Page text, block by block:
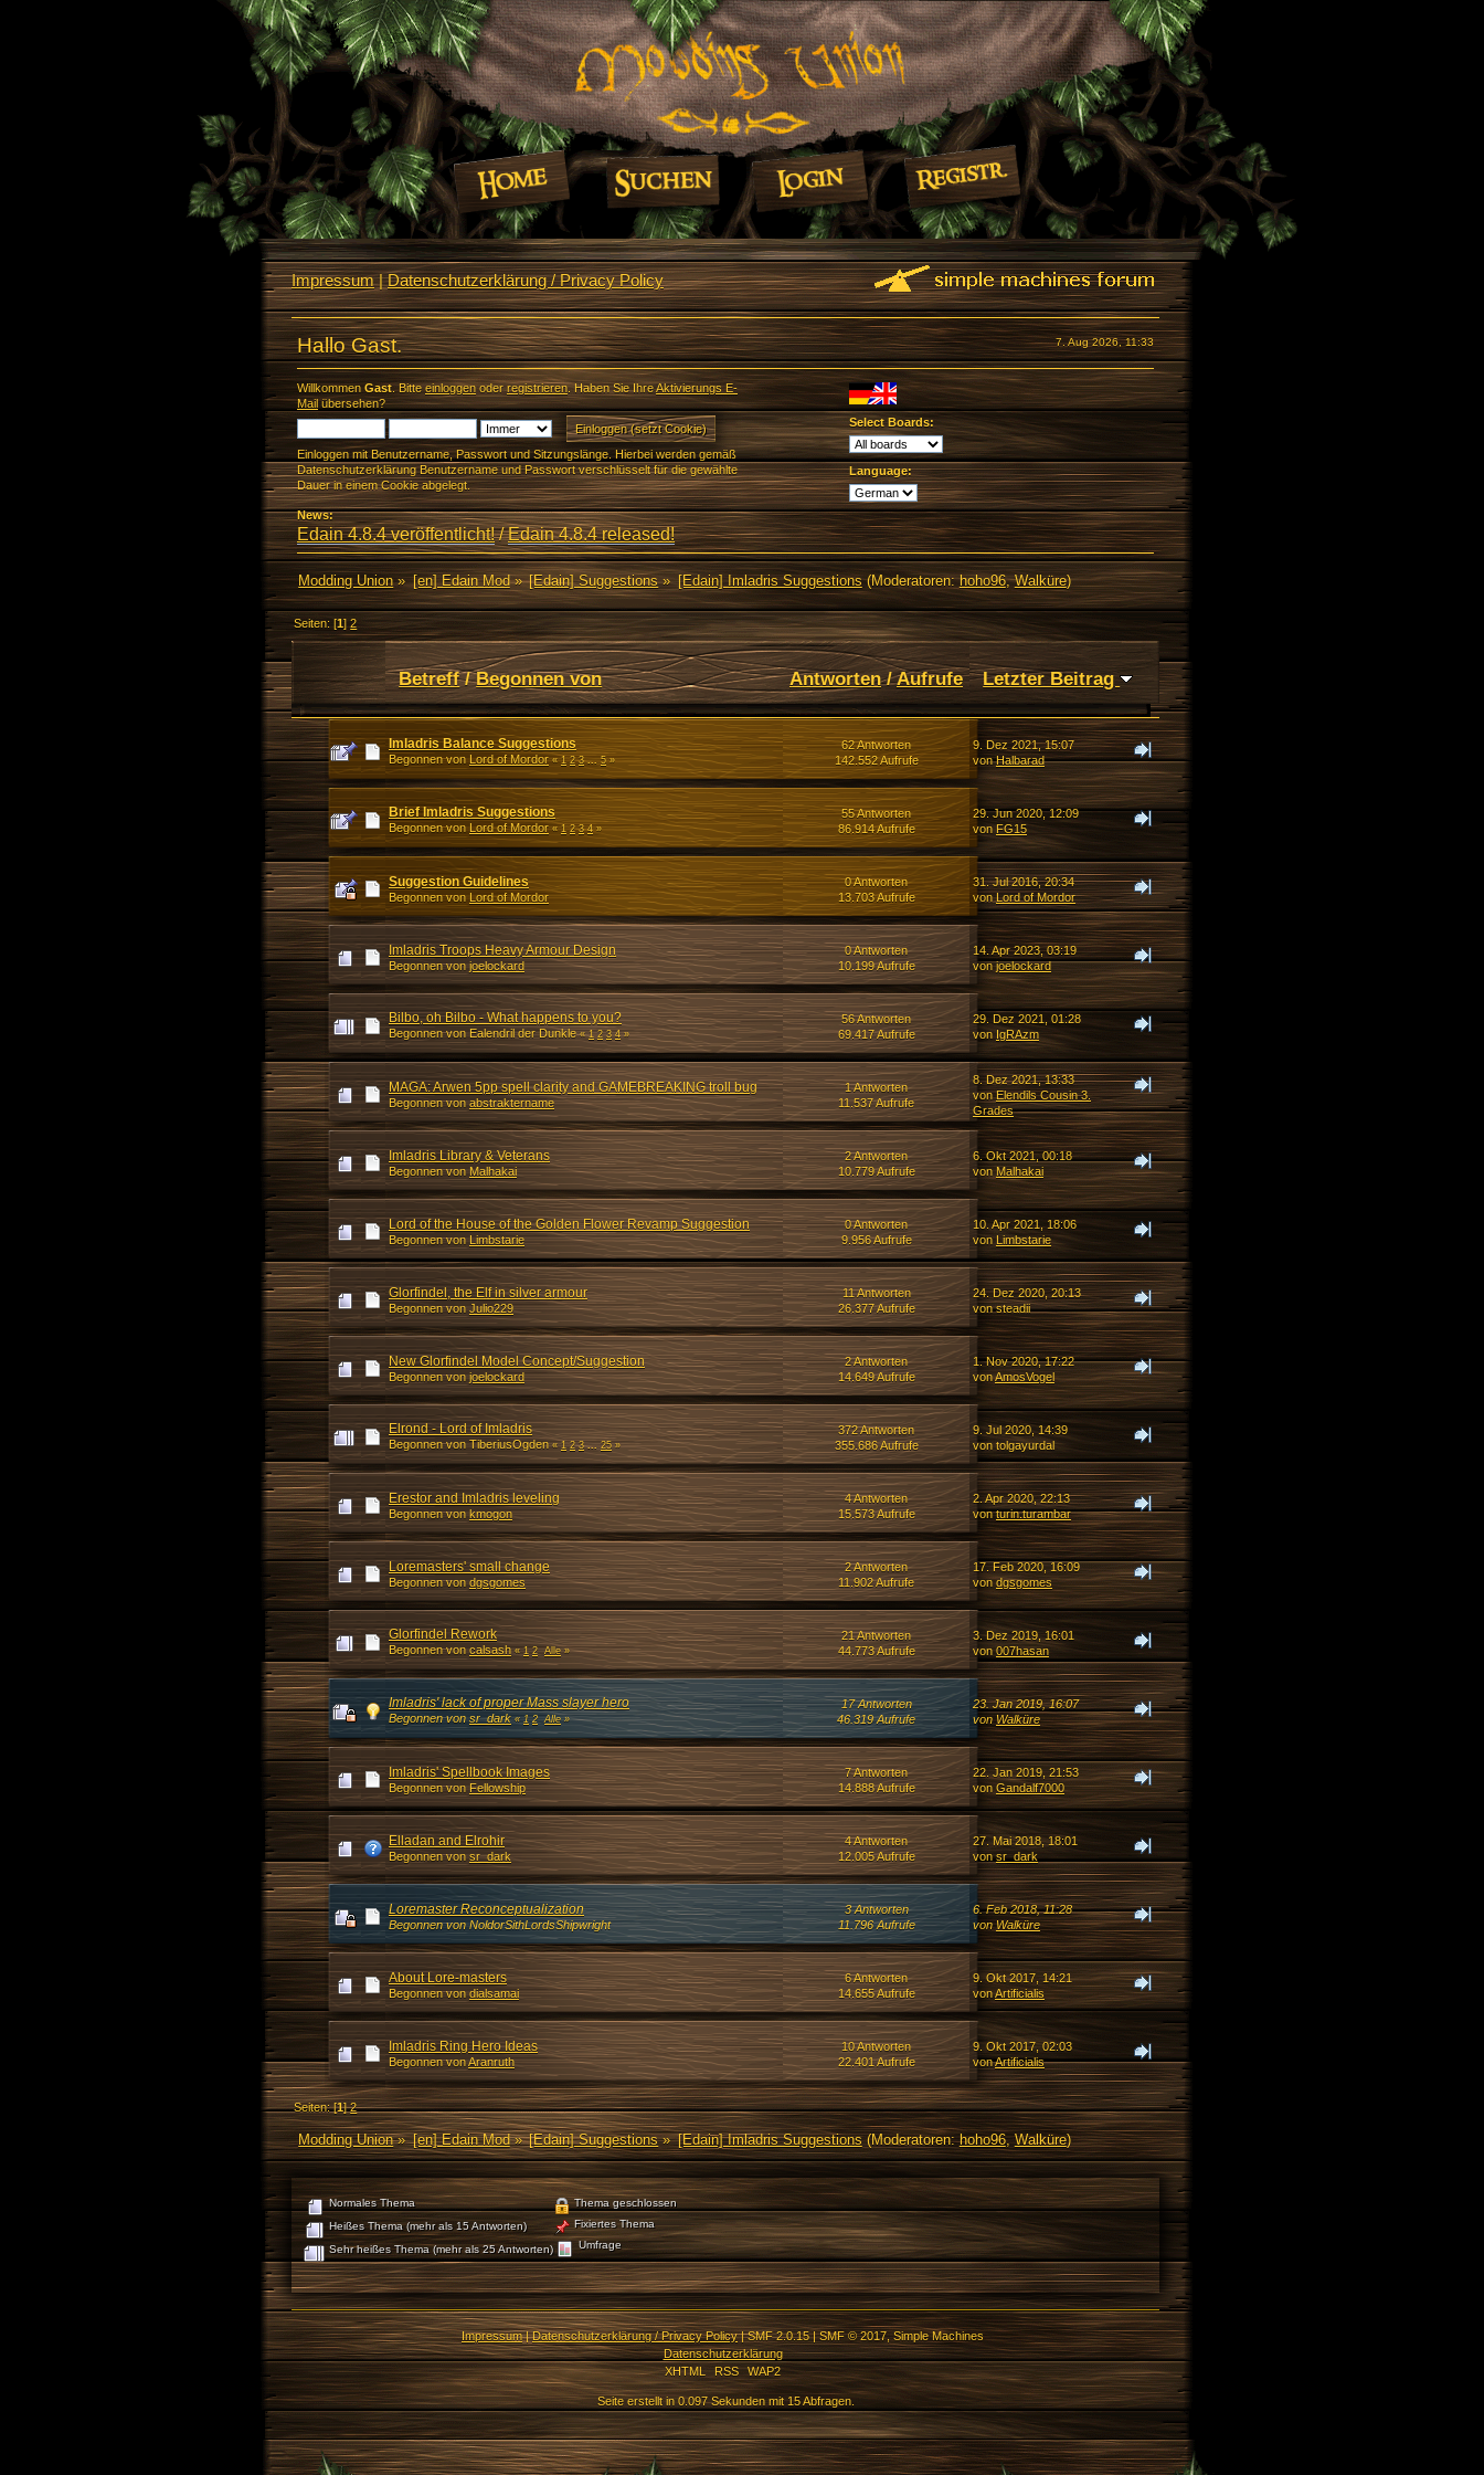
Impressum|Datenschutzerklärung / Privacy Policy
7. Aug 2026, 11:33
Hallo Gast.
Willkommen Gast. Bitte einloggenoderregistrieren. Haben Sie IhreAktivierungs E-
Mailübersehen?
Einloggen mit Benutzername, Passwort und Sitzungslänge. Hierbei werden gemäß
Datenschutzerklärung Benutzername und Passwort verschlüsselt für die gewählte
Dauer in einem Cookie abgelegt.
Select Boards:
Language:
News:
Edain 4.8.4 veröffentlicht!/Edain 4.8.4 released!
Modding Union» [en] Edain Mod» [Edain] Suggestions» [Edain] Imladris Suggestions(Moderatoren:hoho96,Walküre)
Seiten: [1]2
Betreff/Begonnen von Antworten/Aufrufe Letzter Beitrag
Imladris Balance Suggestions
Begonnen von Lord of Mordor «1 2 3 ...5»
62 Antworten
142.552 Aufrufe
9. Dez 2021, 15:07
vonHalbarad
Brief Imladris Suggestions
Begonnen von Lord of Mordor «1 2 3 4»
55 Antworten
86.914 Aufrufe
29. Jun 2020, 12:09
vonFG15
Suggestion Guidelines
Begonnen von Lord of Mordor
0 Antworten
13.703 Aufrufe
31. Jul 2016, 20:34
vonLord of Mordor
Imladris Troops Heavy Armour Design
Begonnen von joelockard
0 Antworten
10.199 Aufrufe
14. Apr 2023, 03:19
vonjoelockard
Bilbo, oh Bilbo - What happens to you?
Begonnen von Ealendril der Dunkle«1 2 3 4»
56 Antworten
69.417 Aufrufe
29. Dez 2021, 01:28
von IgRAzm
MAGA: Arwen 5pp spell clarity and GAMEBREAKING troll bug
Begonnen von abstraktername
1 Antworten
11.537 Aufrufe
8. Dez 2021, 13:33
vonElendils Cousin 3.
Grades
Imladris Library & Veterans
Begonnen von Malhakai
2 Antworten
10.779 Aufrufe
6. Okt 2021, 00:18
vonMalhakai
Lord of the House of the Golden Flower Revamp Suggestion
Begonnen von Limbstarie
0 Antworten
9.956 Aufrufe
10. Apr 2021, 18:06
vonLimbstarie
Glorfindel, the Elf in silver armour
Begonnen von Julio229
11 Antworten
26.377 Aufrufe
24. Dez 2020, 20:13
von steadii
New Glorfindel Model Concept/Suggestion
Begonnen von joelockard
2 Antworten
14.649 Aufrufe
1. Nov 2020, 17:22
vonAmosVogel
Elrond - Lord of Imladris
Begonnen von TiberiusOgden«1 2 3 ...25»
372 Antworten
355.686 Aufrufe
9. Jul 2020, 14:39
von tolgayurdal
Erestor and Imladris leveling
Begonnen von kmogon
4 Antworten
15.573 Aufrufe
2. Apr 2020, 22:13
vonturin.turambar
Loremasters' small change
Begonnen von dgsgomes
2 Antworten
11.902 Aufrufe
17. Feb 2020, 16:09
vondgsgomes
Glorfindel Rework
Begonnen von calsash «1 2 Alle»
21 Antworten
44.773 Aufrufe
3. Dez 2019, 16:01
von007hasan
Imladris' lack of proper Mass slayer hero
Begonnen von sr_dark «1 2 Alle »
17 Antworten
46.319 Aufrufe
23. Jan 2019, 16:07
vonWalküre
Imladris' Spellbook Images
Begonnen von Fellowship
7 Antworten
14.888 Aufrufe
22. Jan 2019, 21:53
von Gandalf7000
Elladan and Elrohir
Begonnen von sr_dark
4 Antworten
12.005 Aufrufe
27. Mai 2018, 18:01
vonsr_dark
Loremaster Reconceptualization
Begonnen von NoldorSithLordsShipwright
3 Antworten
11.796 Aufrufe
6. Feb 2018, 11:28
vonWalküre
About Lore-masters
Begonnen von dialsamai
6 Antworten
14.655 Aufrufe
9. Okt 2017, 14:21
vonArtificialis
Imladris Ring Hero Ideas
Begonnen vonAranruth
10 Antworten
22.401 Aufrufe
9. Okt 2017, 02:03
vonArtificialis
Seiten: [1]2
Modding Union» [en] Edain Mod» [Edain] Suggestions» [Edain] Imladris Suggestions(Moderatoren:hoho96,Walküre)
Normales Thema
Heißes Thema (mehr als 15 Antworten)
Sehr heißes Thema (mehr als 25 Antworten)
Thema geschlossen
Fixiertes Thema
Umfrage
Impressum|Datenschutzerklärung / Privacy Policy|SMF 2.0.15|SMF © 2017,Simple Machines
Datenschutzerklärung
XHTML
RSS WAP2
Seite erstellt in 0.097 Sekunden mit 15 Abfragen.